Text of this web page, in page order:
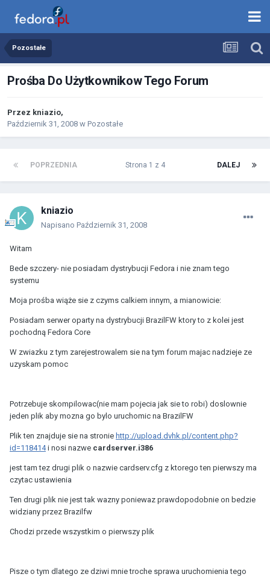
Pozostałe
Prośba Do Użytkownikow Tego Forum
Przez kniazio,
Październik 31, 2008 w Pozostałe
POPRZEDNIA DALEJ
Strona 1 z 4
kniazio
Napisano Październik 31, 2008
Witam
Bede szczery- nie posiadam dystrybucji Fedora i nie znam tego
systemu
Moja prośba wiąże sie z czyms calkiem innym, a mianowicie:
Posiadam serwer oparty na dystrybucji BrazilFW ktory to z kolei jest
pochodną Fedora Core
W zwiazku z tym zarejestrowalem sie na tym forum majac nadzieje ze
uzyskam pomoc
Potrzebuje skompilowac(nie mam pojecia jak sie to robi) doslownie
jeden plik aby mozna go bylo uruchomic na BrazilFW
Plik ten znajduje sie na stronie http://upload.dvhk.pl/content.php?
id=118414i nosi nazwe cardserver.i386
jest tam tez drugi plik o nazwie cardserv.cfg z ktorego ten pierwszy ma
czytac ustawienia
Ten drugi plik nie jest tak wazny poniewaz prawdopodobnie on bedzie
widziany przez Brazilfw
Chodzi przede wszystkim o pierwszy plik
Pisze o tym dlatego ze dziwi mnie troche sprawa uruchomienia tego